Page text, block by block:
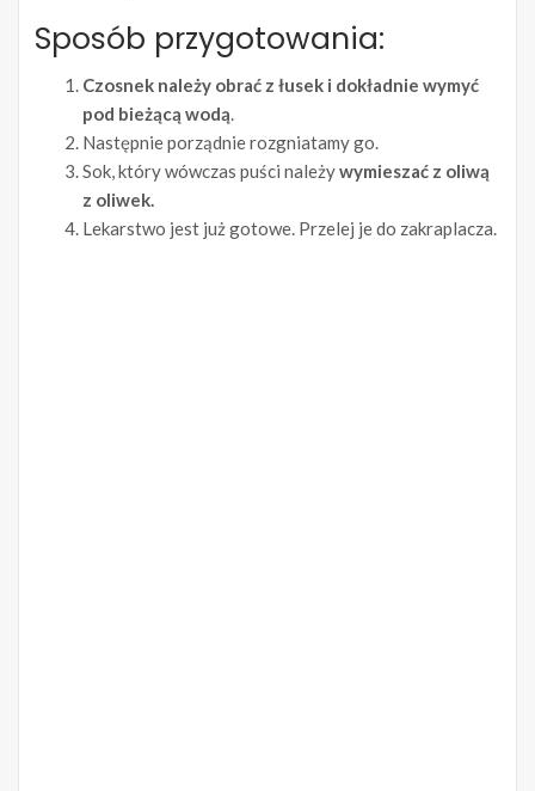
Sposób przygotowania:
Czosnek należy obrać z łusek i dokładnie wymyć
pod bieżącą wodą.
Następnie porządnie rozgniatamy go.
Sok, który wówczas puści należywymieszać z oliwą
z oliwek.
Lekarstwo jest już gotowe. Przelej je do zakraplacza.